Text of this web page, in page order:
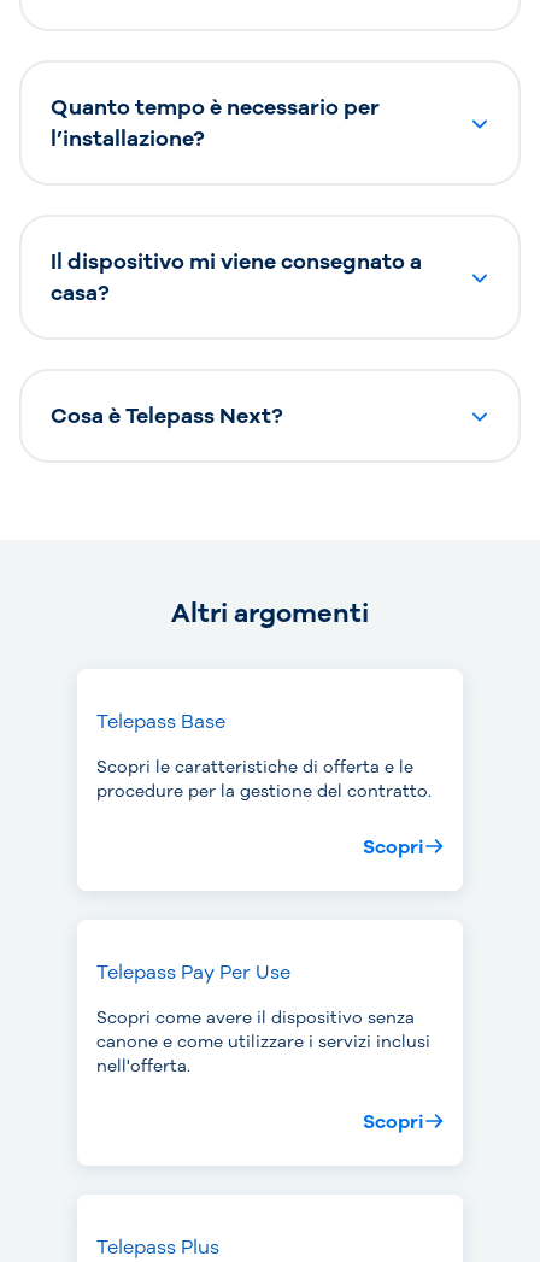
Quanto tempo è necessario per
l’installazione?
Il dispositivo mi viene consegnato a
casa?
Cosa è Telepass Next?
Altri argomenti
Telepass Base
Scopri le caratteristiche di offerta e le
procedure per la gestione del contratto.
Scopri
Telepass Pay Per Use
Scopri come avere il dispositivo senza
canone e come utilizzare i servizi inclusi
nell'offerta.
Scopri
Telepass Plus